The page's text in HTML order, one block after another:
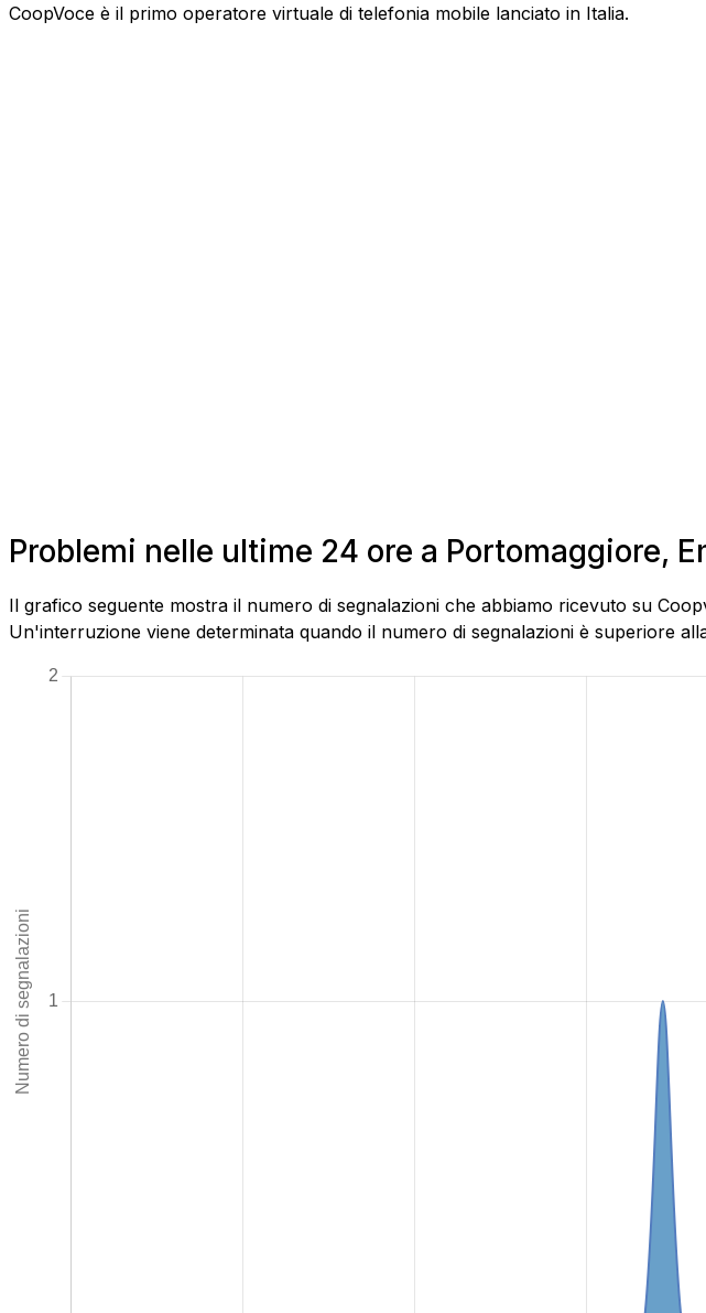
CoopVoce è il primo operatore virtuale di telefonia mobile lanciato in Italia.
Problemi nelle ultime 24 ore a Portomaggiore,
Il grafico seguente mostra il numero di segnalazioni che abbiamo ricevuto su
Un'interruzione viene determinata quando il numero di segnalazioni è superiore